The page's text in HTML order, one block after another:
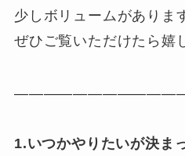
少しボリュームがありま
ぜひご覧いただけたら嬉
1.いつかやりたいが決ま